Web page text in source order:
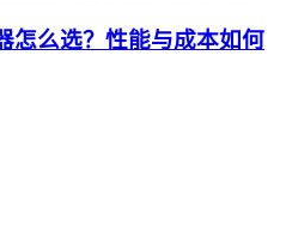
怎么选？性能与成本如何